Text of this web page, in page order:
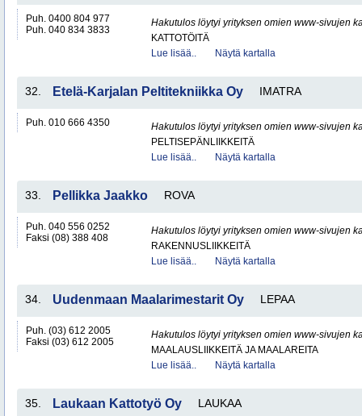
Puh. 0400 804 977
Puh. 040 834 3833
Hakutulos löytyi yrityksen omien www-sivujen
KATTOTÖITÄ
Lue lisää..
Näytä kartalla
32. Etelä-Karjalan Peltitekniikka Oy IMATRA
Puh. 010 666 4350
Hakutulos löytyi yrityksen omien www-sivujen
PELTISEPÄNLIIKKEITÄ
Lue lisää..
Näytä kartalla
33. Pellikka Jaakko ROVA
Puh. 040 556 0252
Faksi (08) 388 408
Hakutulos löytyi yrityksen omien www-sivujen
RAKENNUSLIIKKEITÄ
Lue lisää..
Näytä kartalla
34. Uudenmaan Maalarimestarit Oy LEPAA
Puh. (03) 612 2005
Faksi (03) 612 2005
Hakutulos löytyi yrityksen omien www-sivujen
MAALAUSLIIKKEITÄ JA MAALAREITA
Lue lisää..
Näytä kartalla
35. Laukaan Kattotyö Oy LAUKAA